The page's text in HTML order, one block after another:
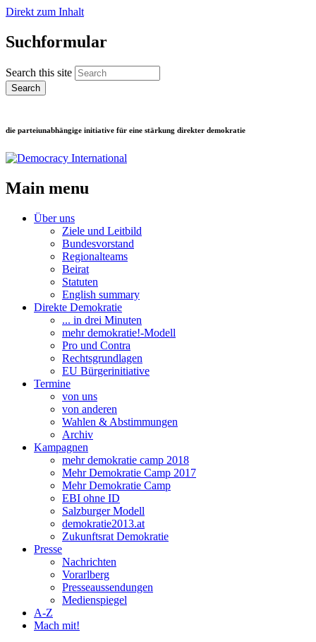
Direkt zum Inhalt
Suchformular
Search this site
die parteiunabhängige initiative für eine stärkung direkter demokratie
Main menu
Über uns
Ziele und Leitbild
Bundesvorstand
Regionalteams
Beirat
Statuten
English summary
Direkte Demokratie
... in drei Minuten
mehr demokratie!-Modell
Pro und Contra
Rechtsgrundlagen
EU Bürgerinitiative
Termine
von uns
von anderen
Wahlen & Abstimmungen
Archiv
Kampagnen
mehr demokratie camp 2018
Mehr Demokratie Camp 2017
Mehr Demokratie Camp
EBI ohne ID
Salzburger Modell
demokratie2013.at
Zukunftsrat Demokratie
Presse
Nachrichten
Vorarlberg
Presseaussendungen
Medienspiegel
A-Z
Mach mit!